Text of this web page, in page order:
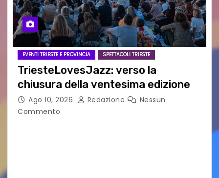
EVENTI TRIESTE E PROVINCIA SPETTACOLI TRIESTE
TriesteLovesJazz: verso la
chiusura della ventesima edizione
Ago 10, 2026 Redazione
Nessun
Commento